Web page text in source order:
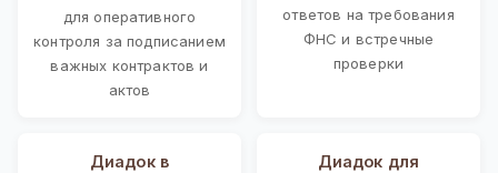
для оперативного
контроля за подписанием
важных контрактов и
актов
ответов на требования
ФНС и встречные
проверки
Диадок в
Диадок для